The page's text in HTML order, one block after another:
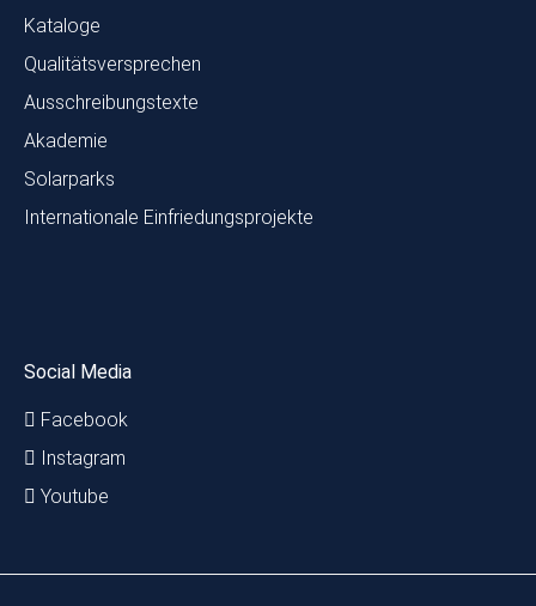
Kataloge
Qualitätsversprechen
Ausschreibungstexte
Akademie
Solarparks
Internationale Einfriedungsprojekte
Social Media
Facebook
Instagram
Youtube